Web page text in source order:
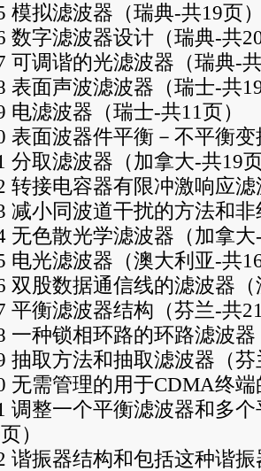
模拟滤波器（瑞典-共19页
数字滤波器设计（瑞典-共
可调谐的光滤波器（瑞典-
表面声波滤波器（瑞士-共
电滤波器（瑞士-共11页）
表面波器件平衡－不平衡
分取滤波器（加拿大-共19
转接电容器有限冲激响应
减小同波道干扰的方法和
无色散光学滤波器（加拿
电光滤波器（澳大利亚-共
双股数据通信线的滤波器
平衡滤波器结构（芬兰-共
一种锁相环路的环路滤波
抽取方法和抽取滤波器（
无需管理的用于CDMA终
调整一个平衡滤波器和多
）
谐振器结构和包括这种谐